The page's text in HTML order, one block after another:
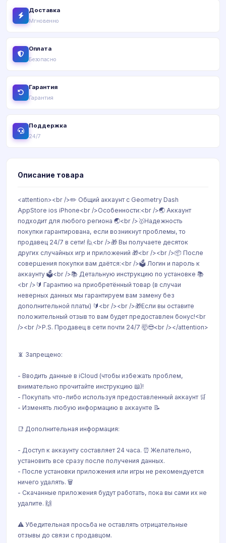
Доставка
Мгновенно
Оплата
Безопасно
Гарантия
Гарантия
Поддержка
24/7
Описание товара
<attention><br />✏️ Общий аккаунт с Geometry Dash
AppStore ios iPhone<br />Особенности:<br />🌏 Аккаунт
подходит для любого региона 🌏<br />🥇Надежность
покупки гарантирована, если возникнут проблемы, то
продавец 24/7 в сети! 🙋<br />🎁 Вы получаете десяток
других случайных игр и приложений 🎁<br /><br />📦 После
совершения покупки вам даётся:<br />🗳 Логин и пароль к
аккаунту 🗳<br />📚 Детальную инструкцию по установке 📚
<br />🔰 Гарантию на приобретённый товар (в случаи
неверных данных мы гарантируем вам замену без
дополнительной платы) 🔰<br /><br />🎁Если вы оставите
положительный отзыв то вам будет предоставлен бонус!<br
/><br />P.S. Продавец в сети почти 24/7 🤯😎<br /></attention>
📵 Запрещено:
- Вводить данные в iCloud (чтобы избежать проблем,
внимательно прочитайте инструкцию 📖)!
- Покупать что-либо используя предоставленный аккаунт 🛒
- Изменять любую информацию в аккаунте 📝
📑 Дополнительная информация:
- Доступ к аккаунту составляет 24 часа. ⏰ Желательно,
установить все сразу после получения данных.
- После установки приложения или игры не рекомендуется
ничего удалять. 🗑
- Скачанные приложения будут работать, пока вы сами их не
удалите. 🙌
⚠️ Убедительная просьба не оставлять отрицательные
отзывы до связи с продавцом.